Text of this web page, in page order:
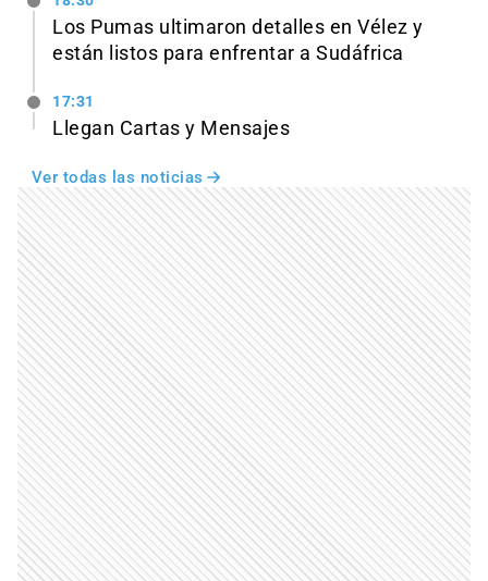
Los Pumas ultimaron detalles en Vélez y
están listos para enfrentar a Sudáfrica
17:31
Llegan Cartas y Mensajes
Ver todas las noticias